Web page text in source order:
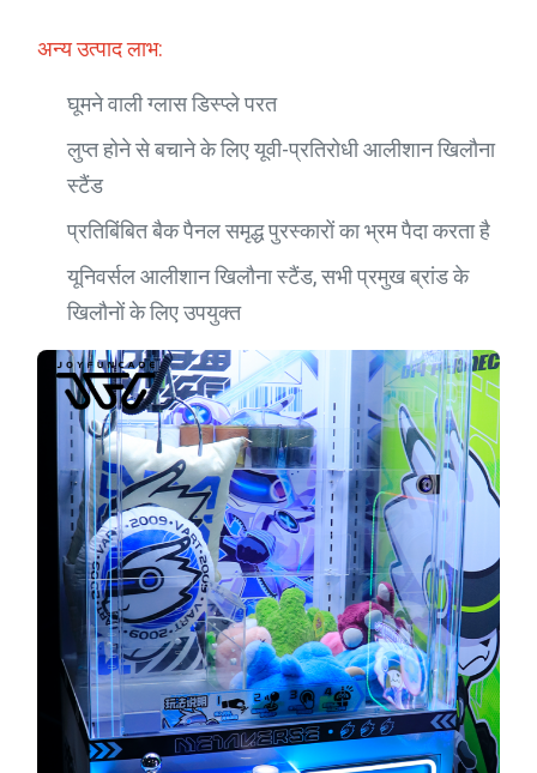
अन्य उत्पाद लाभ:
घूमने वाली ग्लास डिस्प्ले परत
लुप्त होने से बचाने के लिए यूवी-प्रतिरोधी आलीशान खिलौना
स्टैंड
प्रतिबिंबित बैक पैनल समृद्ध पुरस्कारों का भ्रम पैदा करता है
यूनिवर्सल आलीशान खिलौना स्टैंड, सभी प्रमुख ब्रांड के
खिलौनों के लिए उपयुक्त